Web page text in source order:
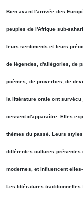
Bien avant l'arrivée des
peuples de l'Afrique sub-
leurs sentiments et leurs
de légendes, d'allégories, de
poèmes, de proverbes, de
la littérature orale ont
cessent d'apparaître. Elles
thèmes du passé. Leurs
différentes cultures présentes
modernes, et influencent
Les littératures traditionnelles